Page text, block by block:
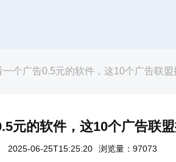
一个广告0.5元的软件，这10个广告联
元的软件，这10个广告联
2025-06-25T15:25:20 浏览量：97073